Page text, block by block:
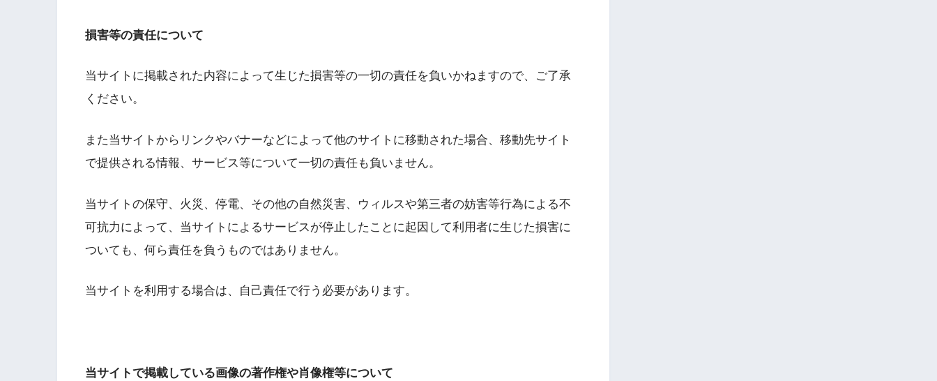
損害等の責任について
当サイトに掲載された内容によって生じた損害等の一切の責任を負いかねますので、ご了承
ください。
また当サイトからリンクやバナーなどによって他のサイトに移動された場合、移動先サイト
で提供される情報、サービス等について一切の責任も負いません。
当サイトの保守、火災、停電、その他の自然災害、ウィルスや第三者の妨害等行為による不
可抗力によって、当サイトによるサービスが停止したことに起因して利用者に生じた損害に
ついても、何ら責任を負うものではありません。
当サイトを利用する場合は、自己責任で行う必要があります。
当サイトで掲載している画像の著作権や肖像権等について